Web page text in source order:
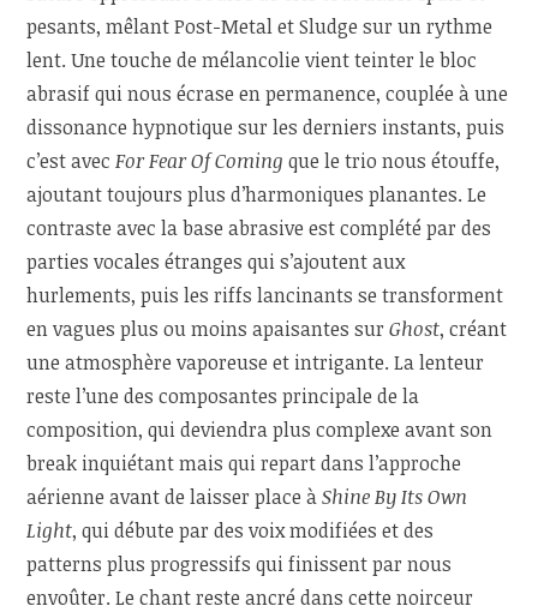
pesants, mêlant Post-Metal et Sludge sur un rythme
lent. Une touche de mélancolie vient teinter le bloc
abrasif qui nous écrase en permanence, couplée à une
dissonance hypnotique sur les derniers instants, puis
c’est avecFor Fear Of Coming que le trio nous étouffe,
ajoutant toujours plus d’harmoniques planantes. Le
contraste avec la base abrasive est complété par des
parties vocales étranges qui s’ajoutent aux
hurlements, puis les riffs lancinants se transforment
en vagues plus ou moins apaisantes surGhost, créant
une atmosphère vaporeuse et intrigante. La lenteur
reste l’une des composantes principale de la
composition, qui deviendra plus complexe avant son
break inquiétant mais qui repart dans l’approche
aérienne avant de laisser place àShine By Its Own
Light, qui débute par des voix modifiées et des
patterns plus progressifs qui finissent par nous
envoûter. Le chant reste ancré dans cette noirceur